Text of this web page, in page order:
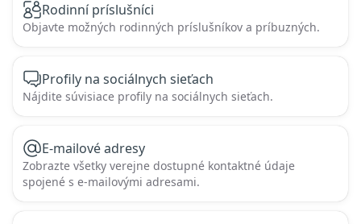
Rodinní príslušníci
Objavte možných rodinných príslušníkov a príbuzných.
Profily na sociálnych sieťach
Nájdite súvisiace profily na sociálnych sieťach.
E-mailové adresy
Zobrazte všetky verejne dostupné kontaktné údaje
spojené s e-mailovými adresami.